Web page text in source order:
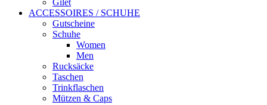
Gilet
ACCESSOIRES / SCHUHE
Gutscheine
Schuhe
Women
Men
Rucksäcke
Taschen
Trinkflaschen
Mützen & Caps